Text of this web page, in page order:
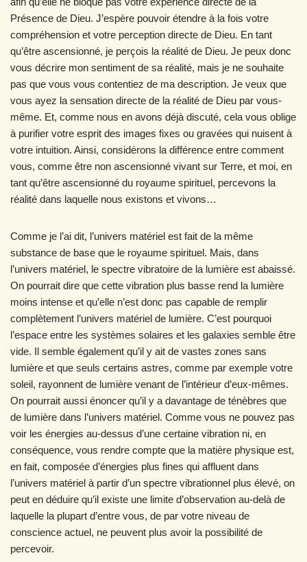
Présence de Dieu. J’espère pouvoir étendre à la fois votre
compréhension et votre perception directe de Dieu. En tant
qu’être ascensionné, je perçois la réalité de Dieu. Je peux donc
vous décrire mon sentiment de sa réalité, mais je ne souhaite
pas que vous vous contentiez de ma description. Je veux que
vous ayez la sensation directe de la réalité de Dieu par vous-
même. Et, comme nous en avons déjà discuté, cela vous oblige
à purifier votre esprit des images fixes ou gravées qui nuisent à
votre intuition. Ainsi, considérons la différence entre comment
vous, comme être non ascensionné vivant sur Terre, et moi, en
tant qu’être ascensionné du royaume spirituel, percevons la
réalité dans laquelle nous existons et vivons…
Comme je l’ai dit, l’univers matériel est fait de la même
substance de base que le royaume spirituel. Mais, dans
l’univers matériel, le spectre vibratoire de la lumière est abaissé.
On pourrait dire que cette vibration plus basse rend la lumière
moins intense et qu’elle n’est donc pas capable de remplir
complètement l’univers matériel de lumière. C’est pourquoi
l’espace entre les systèmes solaires et les galaxies semble être
vide. Il semble également qu’il y ait de vastes zones sans
lumière et que seuls certains astres, comme par exemple votre
soleil, rayonnent de lumière venant de l’intérieur d’eux-mêmes.
On pourrait aussi énoncer qu’il y a davantage de ténèbres que
de lumière dans l’univers matériel. Comme vous ne pouvez pas
voir les énergies au-dessus d’une certaine vibration ni, en
conséquence, vous rendre compte que la matière physique est,
en fait, composée d’énergies plus fines qui affluent dans
l’univers matériel à partir d’un spectre vibrationnel plus élevé, on
peut en déduire qu’il existe une limite d’observation au-delà de
laquelle la plupart d’entre vous, de par votre niveau de
conscience actuel, ne peuvent plus avoir la possibilité de
percevoir.